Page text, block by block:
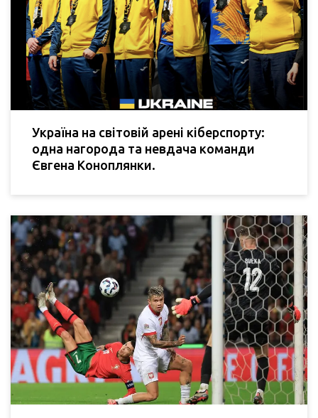
Україна на світовій арені кіберспорту:
одна нагорода та невдача команди
Євгена Коноплянки.